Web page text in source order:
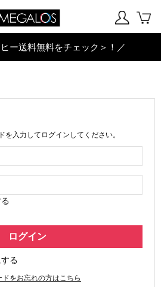
ー送料無料をチェック＞！／
を入力してログインしてください。
る
ドをお忘れの方はこちら